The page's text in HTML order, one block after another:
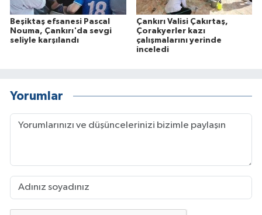
Beşiktaş efsanesi Pascal
Nouma, Çankırı'da sevgi
seliyle karşılandı
Çankırı Valisi Çakırtaş,
Çorakyerler kazı
çalışmalarını yerinde
inceledi
Yorumlar